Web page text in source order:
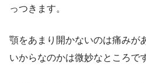
っつきます。
顎をあまり開かないのは痛みが
いからなのかは微妙なところで